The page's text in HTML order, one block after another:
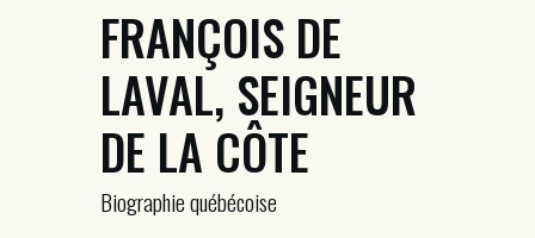
FRANÇOIS DE
LAVAL, SEIGNEUR
DE LA CÔTE
Biographie québécoise